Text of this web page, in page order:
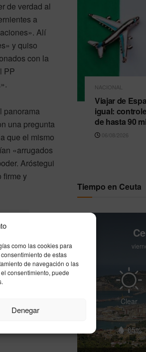
como las cookies para
de estas
de navegación o las
consentimiento, puede
Denegar
de verdad al
a
Alí
y quiso
con la
PP
panorama
una pregunta
que el mismo
«arrugados
Aróstegui
firme y
Compartir 2
nosotras»
NACIONAL
Viajar de
igual:
de hasta 90
06/08/2026
Tiempo en Ceuta
Clear
65%